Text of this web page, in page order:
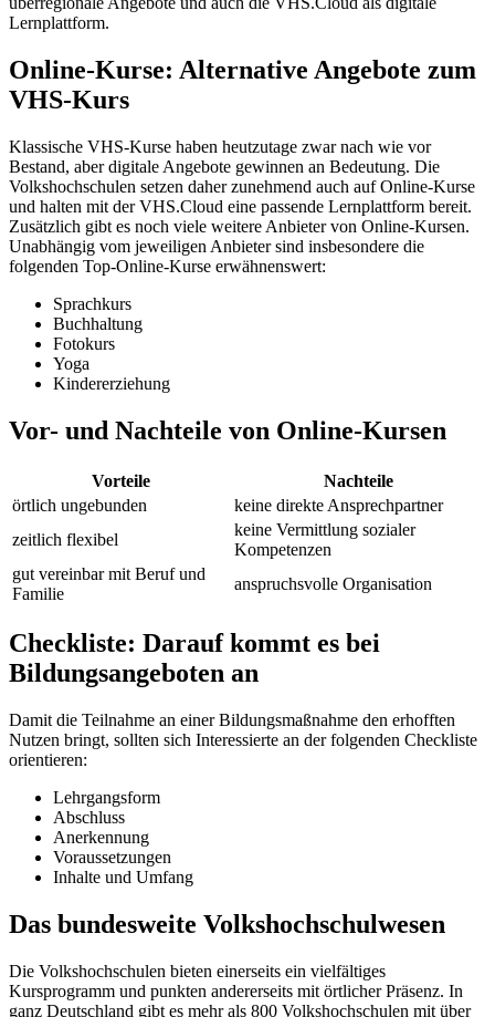
Lernplattform.
Online-Kurse: Alternative Angebote zum
VHS-Kurs
Klassische VHS-Kurse haben heutzutage zwar nach wie vor
Bestand, aber digitale Angebote gewinnen an Bedeutung. Die
Volkshochschulen setzen daher zunehmend auch auf Online-Kurse
und halten mit der VHS.Cloud eine passende Lernplattform bereit.
Zusätzlich gibt es noch viele weitere Anbieter von Online-Kursen.
Unabhängig vom jeweiligen Anbieter sind insbesondere die
folgenden Top-Online-Kurse erwähnenswert:
Sprachkurs
Buchhaltung
Fotokurs
Yoga
Kindererziehung
Vor- und Nachteile von Online-Kursen
Vorteile
Nachteile
örtlich ungebunden
keine direkte Ansprechpartner
zeitlich flexibel
keine Vermittlung sozialer
Kompetenzen
gut vereinbar mit Beruf und
Familie
anspruchsvolle Organisation
Checkliste: Darauf kommt es bei
Bildungsangeboten an
Damit die Teilnahme an einer Bildungsmaßnahme den erhofften
Nutzen bringt, sollten sich Interessierte an der folgenden Checkliste
orientieren:
Lehrgangsform
Abschluss
Anerkennung
Voraussetzungen
Inhalte und Umfang
Das bundesweite Volkshochschulwesen
Die Volkshochschulen bieten einerseits ein vielfältiges
Kursprogramm und punkten andererseits mit örtlicher Präsenz. In
ganz Deutschland gibt es mehr als 800 Volkshochschulen mit über